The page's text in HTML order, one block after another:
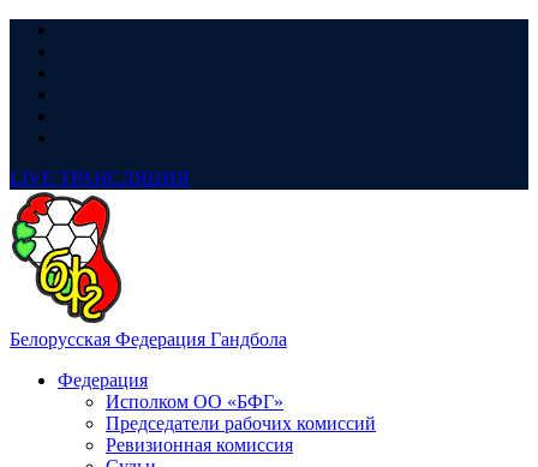
LIVE ТРАНСЛЯЦИЯ
Белорусская Федерация Гандбола
Федерация
Исполком ОО «БФГ»
Председатели рабочих комиссий
Ревизионная комиссия